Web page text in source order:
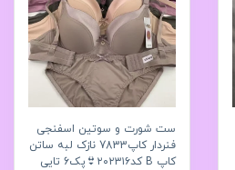
ست شورت و سوتین اسفنجی
فنردار کاپ7833 نازک لبه ساتن
کاپ B کد۲۰۲۳۱۶👙پک6 تايی